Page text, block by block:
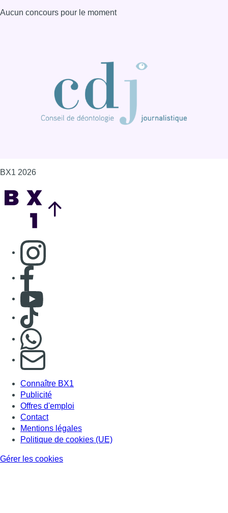
Aucun concours pour le moment
BX1 2026
Consulter page Instagram
Consulter page Facebook
Consulter Youtube
Consulter TikTok
S'abonner à notre newsletter
Connaître BX1
Publicité
Offres d'emploi
Contact
Mentions légales
Politique de cookies (UE)
Gérer les cookies